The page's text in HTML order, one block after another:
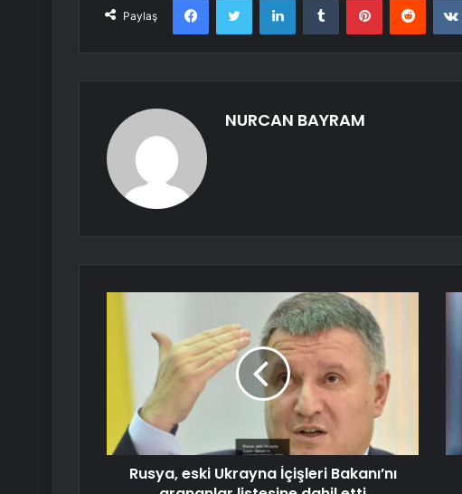
Paylaş
NURCAN BAYRAM
Rusya, eski Ukrayna İçişleri Bakanı’nı